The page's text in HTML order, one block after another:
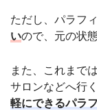
ただし、パラフ
いので、元の状
また、これまで
サロンなどへ行
軽にできるパラ